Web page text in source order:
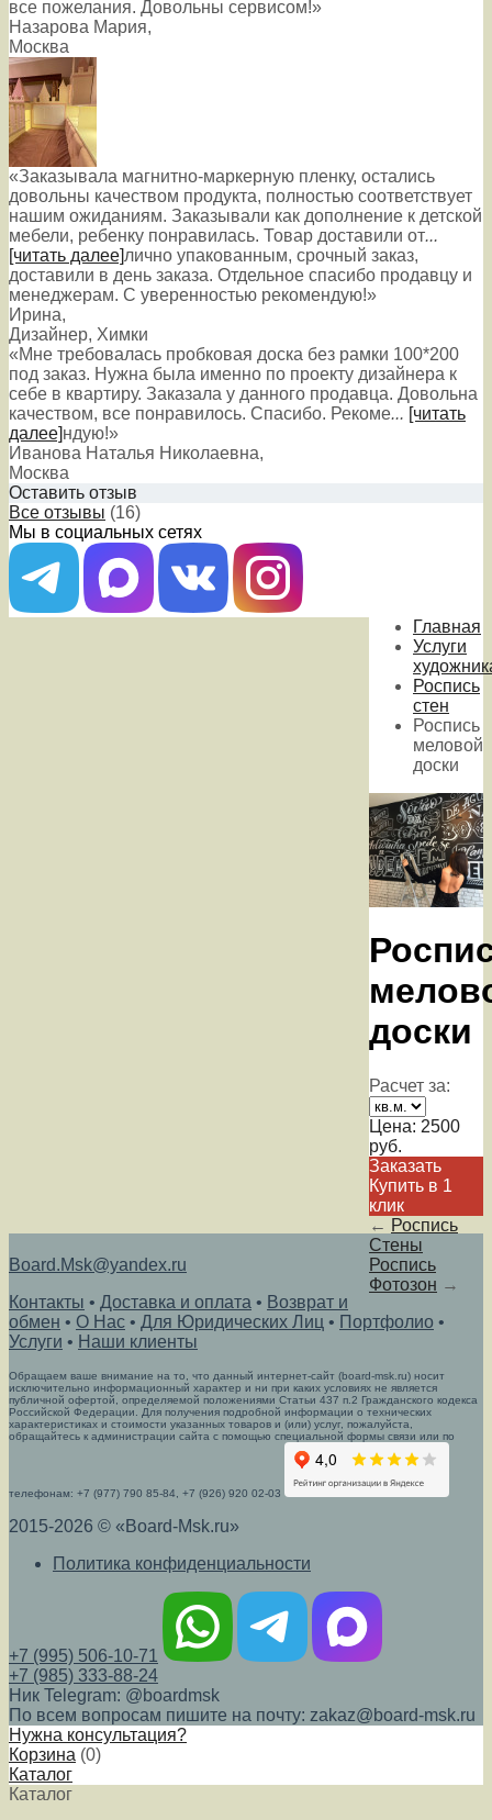
все пожелания. Довольны сервисом!»
Назарова Мария,
Москва
«Заказывала магнитно-маркерную пленку, остались
довольны качеством продукта, полностью соответствует
нашим ожиданиям. Заказывали как дополнение к детской
мебели, ребенку понравилась. Товар доставили от...
[читать далее]лично упакованным, срочный заказ,
доставили в день заказа. Отдельное спасибо продавцу и
менеджерам. С уверенностью рекомендую!»
Ирина,
Дизайнер, Химки
«Мне требовалась пробковая доска без рамки 100*200
под заказ. Нужна была именно по проекту дизайнера к
себе в квартиру. Заказала у данного продавца. Довольна
качеством, все понравилось. Спасибо. Рекоме... [читать
далее]ндую!»
Иванова Наталья Николаевна,
Москва
Оставить отзыв
Все отзывы (16)
Мы в социальных сетях
Главная
Услуги
Роспись
стен
Роспись
меловой
доски
доски
Расчет за:
Цена: 2500
руб.
Заказать
Купить в 1
клик
← Роспись
Стены
Роспись
Фотозон →
Board.Msk@yandex.ru
Контакты • Доставка и оплата • Возврат и
обмен • О Нас • Для Юридических Лиц • Портфолио •
Услуги • Наши клиенты
Обращаем ваше внимание на то, что данный интернет-сайт (board-msk.ru) носит
исключительно информационный характер и ни при каких условиях не является
публичной офертой, определяемой положениями Статьи 437 п.2 Гражданского кодекса
Российской Федерации. Для получения подробной информации о технических
характеристиках и стоимости указанных товаров и (или) услуг, пожалуйста,
обращайтесь к администрации сайта с помощью специальной формы связи или по
телефонам: +7 (977) 790 85-84, +7 (926) 920 02-03
2015-2026 © «Board-Msk.ru»
Политика конфиденциальности
+7 (995) 506-10-71
+7 (985) 333-88-24
Ник Telegram: @boardmsk
По всем вопросам пишите на почту: zakaz@board-msk.ru
Нужна консультация?
Корзина (0)
Каталог
Каталог